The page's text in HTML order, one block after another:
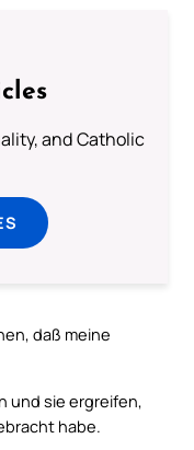
and Catholic
daß meine
und sie ergreifen,
habe.